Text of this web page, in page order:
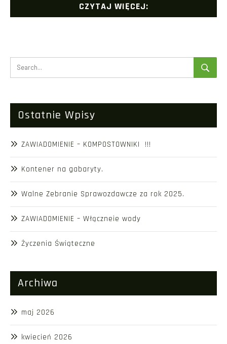
CZYTAJ WIĘCEJ:
Ostatnie Wpisy
ZAWIADOMIENIE – KOMPOSTOWNIKI !!!
Kontener na gabaryty.
Walne Zebranie Sprawozdawcze za rok 2025.
ZAWIADOMIENIE – Włączneie wody
Życzenia Świąteczne
Archiwa
maj 2026
kwiecień 2026